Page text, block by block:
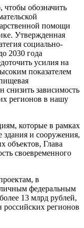
чтобы обозначить
помощи
Утвержденная
социально-
2030 года
усилия на
показателем
снизить зависимость
регионов в нашу
которые в рамках
здания и сооружения,
объектов, Глава
своевременного
в
федеральным
13 млрд рублей,
российских регионов